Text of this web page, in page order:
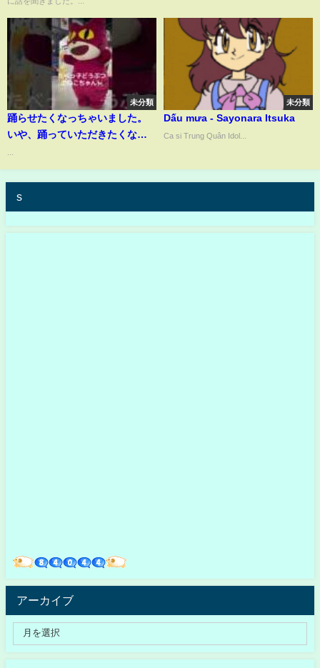
未分類
踊らせたくなっちゃいました。
いや、踊っていただきたくなり
神奈川 #横浜 #たべっ子どうぶつ
#ギンビス #おやつ #着ぐるみ #
キャラクター #ダンス
未分類
Dấu mưa - Sayonara Itsuka
Ca si Trung Quân Idol...
s
アーカイブ